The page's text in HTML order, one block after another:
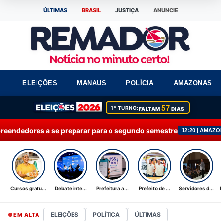
ÚLTIMAS BRASIL JUSTIÇA ANUNCIE
ELEIÇÕES MANAUS POLÍCIA AMAZONAS
1º TURNO:FALTAM57 DIAS
para o segundo semestre 12:20 | AMAZONAS+ Debate
Cursos gratu... Debate inte... Prefeitura a... Prefeito de ... Servidores d...
EM ALTA ELEIÇÕES POLÍTICA ÚLTIMAS